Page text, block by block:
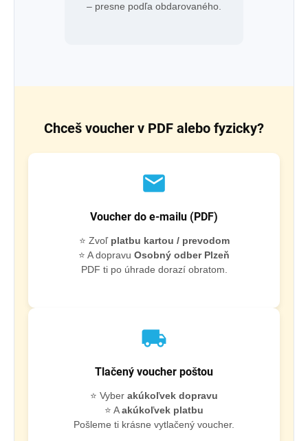
– presne podľa obdarovaného.
Chceš voucher v PDF alebo fyzicky?
email
Voucher do e-mailu (PDF)
⭐ Zvoľ platbu kartou / prevodom
⭐ A dopravu Osobný odber Plzeň
PDF ti po úhrade dorazí obratom.
local_shipping
Tlačený voucher poštou
⭐ Vyber akúkoľvek dopravu
⭐ Aakúkoľvek platbu
Pošleme ti krásne vytlačený voucher.